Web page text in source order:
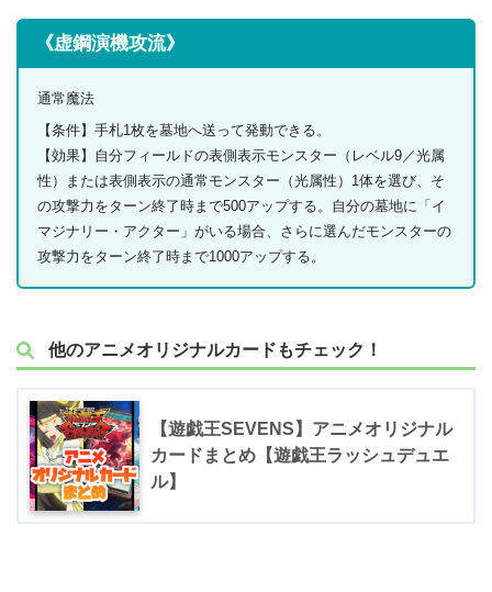
《虚鋼演機攻流》
通常魔法
【条件】手札1枚を墓地へ送って発動できる。
【効果】自分フィールドの表側表示モンスター（レベル9／光属
性）または表側表示の通常モンスター（光属性）1体を選び、そ
の攻撃力をターン終了時まで500アップする。自分の墓地に「イ
マジナリー・アクター」がいる場合、さらに選んだモンスターの
攻撃力をターン終了時まで1000アップする。
他のアニメオリジナルカードもチェック！
【遊戯王SEVENS】アニメオリジナル
カードまとめ【遊戯王ラッシュデュエ
ル】